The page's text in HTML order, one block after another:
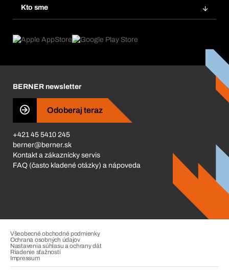
Predplatné
Chemická databáza
eProcurement
Produktový poradca
Kto sme
Čo nás poháňa
Business Conduct
BERNER newsletter
Odoberaj teraz
+421 45 5410 245
berner@berner.sk
Kontakt a zákaznícky servis
FAQ (často kladené otázky) a nápoveda
Všeobecné obchodné podmienky
Ochrana osobných údajov
Nastavenia súhlasu a ochrany dát
Riadenie sťažností
Impressum